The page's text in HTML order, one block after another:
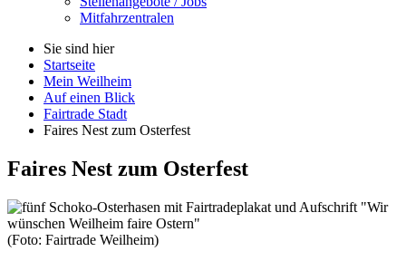
Mitfahrzentralen
Sie sind hier
Startseite
Mein Weilheim
Auf einen Blick
Fairtrade Stadt
Faires Nest zum Osterfest
Faires Nest zum Osterfest
(Foto: Fairtrade Weilheim)